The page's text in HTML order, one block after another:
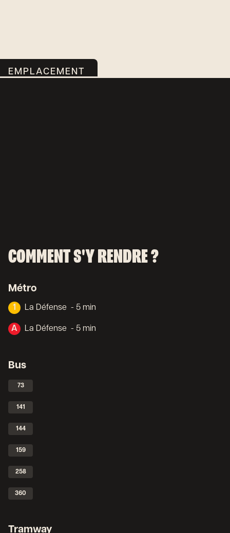
EMPLACEMENT
COMMENT S'Y RENDRE ?
Métro
1 La Défense - 5 min
A La Défense - 5 min
Bus
73
141
144
159
258
360
Tramway